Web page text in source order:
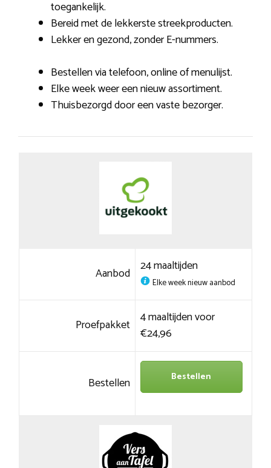
toegankelijk.
Bereid met de lekkerste streekproducten.
Lekker en gezond, zonder E-nummers.
Bestellen via telefoon, online of menulijst.
Elke week weer een nieuw assortiment.
Thuisbezorgd door een vaste bezorger.
Aanbod 24 maaltijden
Elke week nieuw aanbod
Proefpakket 4 maaltijden voor
€24,96
Bestellen Bestellen